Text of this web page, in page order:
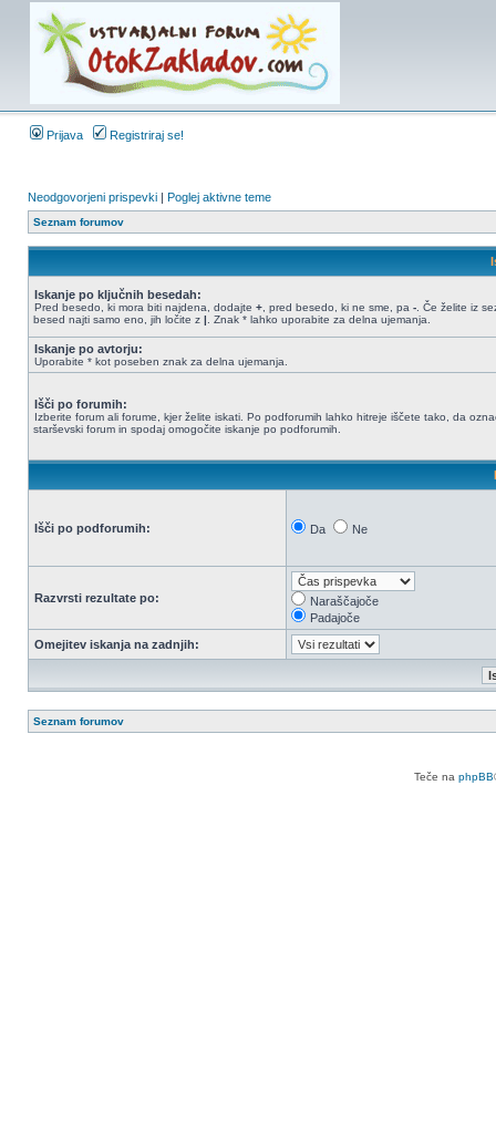
Prijava Registriraj se!
Neodgovorjeni prispevki | Poglej aktivne teme
Seznam forumov
Iskanje po ključnih besedah:
Pred besedo, ki mora biti najdena, dodajte + , pred besedo, ki ne sme, pa - . Če želite iz
besed najti samo eno, jih ločite z | . Znak * lahko uporabite za delna ujemanja.
Iskanje po avtorju:
Uporabite * kot poseben znak za delna ujemanja.
Išči po forumih:
Izberite forum ali forume, kjer želite iskati. Po podforumih lahko hitreje iščete tako, da
starševski forum in spodaj omogočite iskanje po podforumih.
Išči po podforumih: Da Ne
Razvrsti rezultate po:
Naraščajoče
Padajoče
Omejitev iskanja na zadnjih:
Seznam forumov
Teče na phpBB